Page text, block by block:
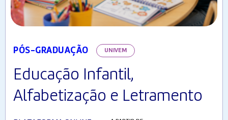
PÓS-GRADUAÇÃO UNIVEM
Educação Infantil,
Alfabetização e Letramento